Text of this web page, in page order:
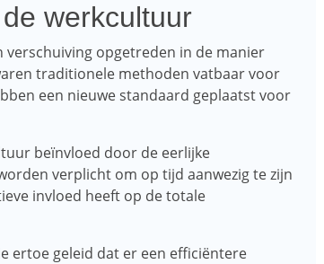
werkcultuur
opgetreden in de manier
traditionele methoden vatbaar voor
een nieuwe standaard geplaatst voor
beïnvloed door de eerlijke
verplicht om op tijd aanwezig te zijn
invloed heeft op de totale
ertoe geleid dat er een efficiëntere